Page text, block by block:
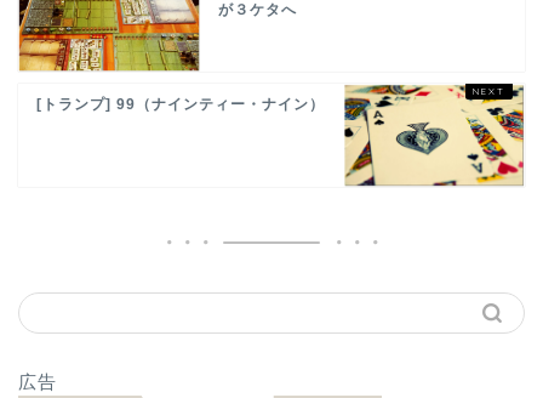
が３ケタへ
[トランプ] 99（ナインティー・ナイン）
広告